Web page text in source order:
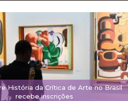
História da Crítica de Arte no Brasil
recebe inscrições